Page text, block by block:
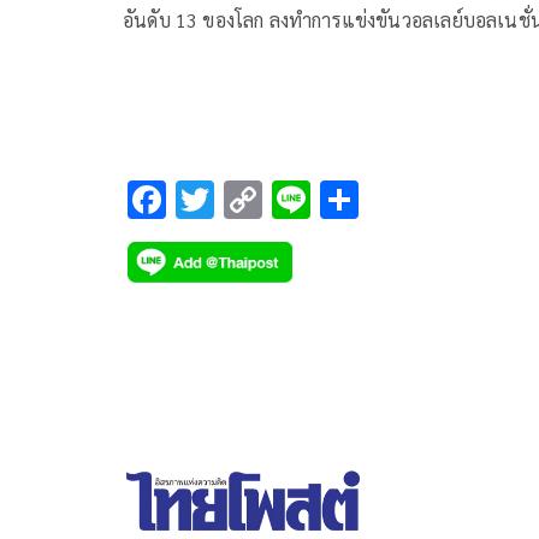
อันดับ 13 ของโลก ลงทำการแข่งขันวอลเลย์บอลเนชั่
F
ac
e
T
wi
tt
C
o
p
Li